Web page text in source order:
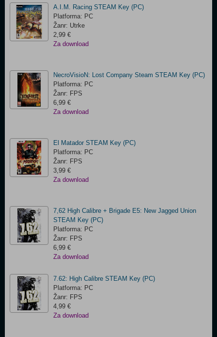
A.I.M. Racing STEAM Key (PC)
Platforma: PC
Žanr: Utrke
2,99 €
Za download
NecroVisioN: Lost Company Steam STEAM Key (PC)
Platforma: PC
Žanr: FPS
6,99 €
Za download
El Matador STEAM Key (PC)
Platforma: PC
Žanr: FPS
3,99 €
Za download
7,62 High Calibre + Brigade E5: New Jagged Union
STEAM Key (PC)
Platforma: PC
Žanr: FPS
6,99 €
Za download
7.62: High Calibre STEAM Key (PC)
Platforma: PC
Žanr: FPS
4,99 €
Za download